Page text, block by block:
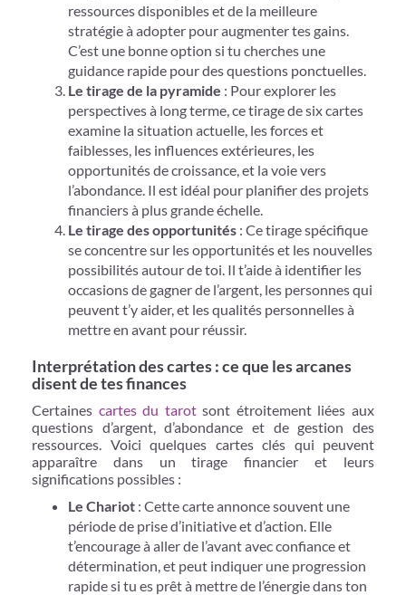
ressources disponibles et de la meilleure
stratégie à adopter pour augmenter tes gains.
C’est une bonne option si tu cherches une
guidance rapide pour des questions ponctuelles.
Le tirage de la pyramide : Pour explorer les
perspectives à long terme, ce tirage de six cartes
examine la situation actuelle, les forces et
faiblesses, les influences extérieures, les
opportunités de croissance, et la voie vers
l’abondance. Il est idéal pour planifier des projets
financiers à plus grande échelle.
Le tirage des opportunités : Ce tirage spécifique
se concentre sur les opportunités et les nouvelles
possibilités autour de toi. Il t’aide à identifier les
occasions de gagner de l’argent, les personnes qui
peuvent t’y aider, et les qualités personnelles à
mettre en avant pour réussir.
Interprétation des cartes : ce que les arcanes
disent de tes finances
Certaines cartes du tarotsont étroitement liées aux
questions d’argent, d’abondance et de gestion des
ressources. Voici quelques cartes clés qui peuvent
apparaître dans un tirage financier et leurs
significations possibles :
Le Chariot : Cette carte annonce souvent une
période de prise d’initiative et d’action. Elle
t’encourage à aller de l’avant avec confiance et
détermination, et peut indiquer une progression
rapide si tu es prêt à mettre de l’énergie dans ton